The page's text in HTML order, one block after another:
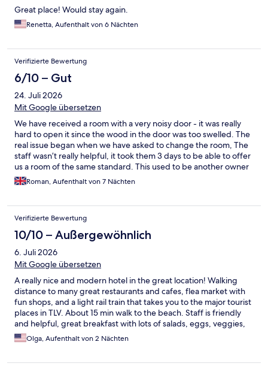
Great place! Would stay again.
Renetta, Aufenthalt von 6 Nächten
Verifizierte Bewertung
6/10 – Gut
24. Juli 2026
Mit Google übersetzen
We have received a room with a very noisy door - it was really
hard to open it since the wood in the door was too swelled. The
real issue began when we have asked to change the room, The
staff wasn’t really helpful, it took them 3 days to be able to offer
us a room of the same standard. This used to be another owner
and name to the hotel - Numa - and unfortunately since the
owners changed there is a bit of decline in the service offered.
you can use a water machine located in the lobby) I really wish
this hotel will ramp up the service level - otherwise it is still a very
good value for money with decent location.
Roman, Aufenthalt von 7 Nächten
Verifizierte Bewertung
10/10 – Außergewöhnlich
6. Juli 2026
Mit Google übersetzen
A really nice and modern hotel in the great location! Walking
distance to many great restaurants and cafes, flea market with
fun shops, and a light rail train that takes you to the major tourist
places in TLV. About 15 min walk to the beach. Staff is friendly
and helpful, great breakfast with lots of salads, eggs, veggies,
and freshly baked breads and pastries. Comfortable mattress
and spacious rooms. It’s my 3rd time staying and it never
Olga, Aufenthalt von 2 Nächten